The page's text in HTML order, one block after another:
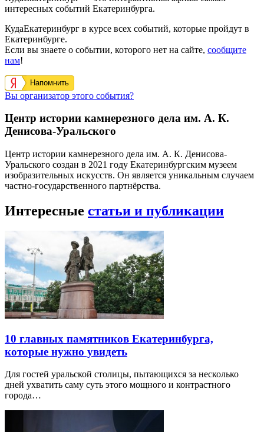
интересных событий Екатеринбурга.
КудаЕкатеринбург в курсе всех событий, которые пройдут в
Екатеринбурге.
Если вы знаете о событии, которого нет на сайте, сообщите
нам!
Напомнить
Вы организатор этого события?
Центр истории камнерезного дела им. А. К.
Денисова-Уральского
Центр истории камнерезного дела им. А. К. Денисова-
Уральского создан в 2021 году Екатеринбургским музеем
изобразительных искусств. Он является уникальным случаем
частно-государственного партнёрства.
Интересные статьи и публикации
10 главных памятников Екатеринбурга,
которые нужно увидеть
Для гостей уральской столицы, пытающихся за несколько
дней ухватить саму суть этого мощного и контрастного
города…